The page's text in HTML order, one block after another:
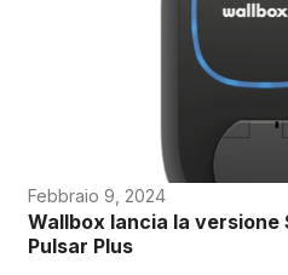
Febbraio 9, 2024
Wallbox lancia la versione
Pulsar Plus